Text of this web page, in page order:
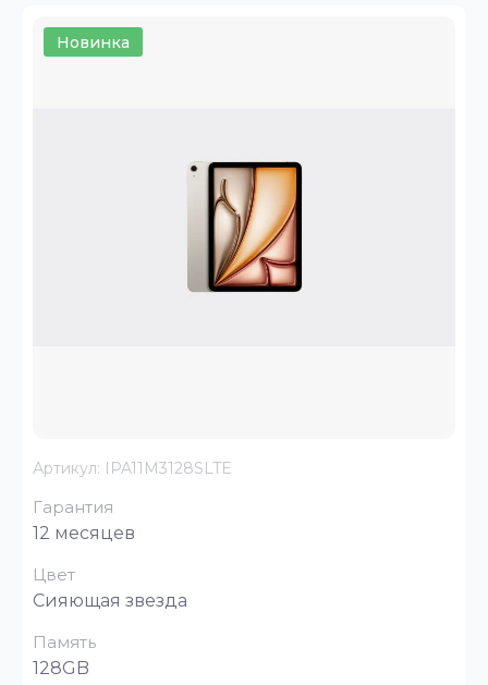
Новинка
Артикул: IPA11M3128SLTE
Гарантия
12 месяцев
Цвет
Сияющая звезда
Память
128GB